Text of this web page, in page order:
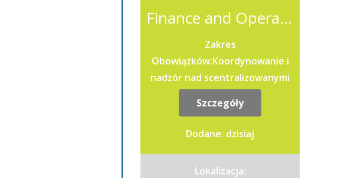
Finance and Operational Support Team Leader (K/M/X)
Zakres
Obowiązków:Koordynowanie i
nadzór nad scentralizowanymi
procesami fakturowania
sprzedaży oraz zarządzanie
wsparciem dla jednostek
operacyjnych i...
Szczegóły
Dodane: dzisiaj
Lokalizacja: